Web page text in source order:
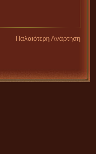
Παλαιότερη Ανάρτηση